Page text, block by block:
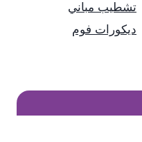
تشطيب مباني
ديكورات فوم